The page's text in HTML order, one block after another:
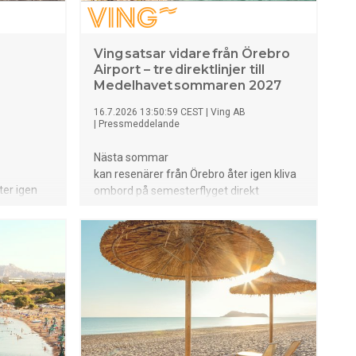
igen
och
Ving satsar vidare från Örebro
Airport – tre direktlinjer till
Medelhavet sommaren 2027
16.7.2026 13:50:59 CEST
Ving AB
Pressmeddelande
Nästa sommar
kan resenärer från Örebro åter igen kliva
ombord på semesterflyget direkt
försäljningen av sommarens
direktcharter till Cypern, Rhodos och
Mallorca – resmål som tillsammans
erbjuder allt från mysiga restauranger och
solsäkert klimat till hotell för både